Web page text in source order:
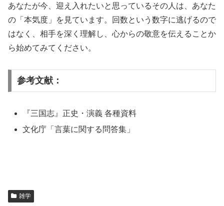
あなたが今、迎え入れたいと思っているその人は、あなた
の「本気度」を見ています。回数という数字に逃げるので
はなく、相手を深く理解し、心からの敬意を伝えることか
ら始めてみてください。
参考文献：
『三国志』正史・演義 各種資料
文化庁「言葉に関する問答集」
雑学